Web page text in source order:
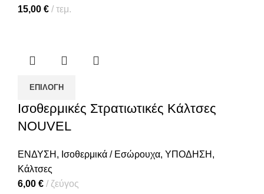
15,00 € τεμ.
ΕΠΙΛΟΓΉ
Ισοθερμικές Στρατιωτικές Κάλτσες
NOUVEL
ΕΝΔΥΣΗ , Ισοθερμικά / Εσώρουχα, ΥΠΟΔΗΣΗ ,
Κάλτσες
6,00 €
ζεύγος